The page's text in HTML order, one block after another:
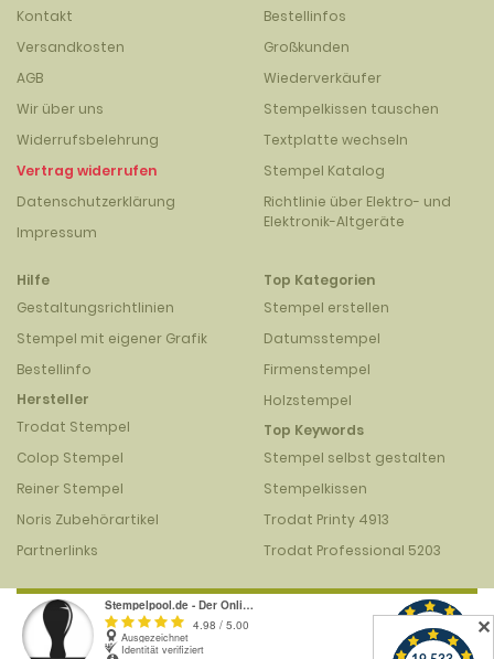
Kontakt
Versandkosten
AGB
Wir über uns
Widerrufsbelehrung
Vertrag widerrufen
Datenschutzerklärung
Impressum
Bestellinfos
Großkunden
Wiederverkäufer
Stempelkissen tauschen
Textplatte wechseln
Stempel Katalog
Richtlinie über Elektro- und
Elektronik-Altgeräte
Hilfe
Gestaltungsrichtlinien
Stempel mit eigener Grafik
Bestellinfo
Hersteller
Trodat Stempel
Colop Stempel
Reiner Stempel
Noris Zubehörartikel
Partnerlinks
Top Kategorien
Stempel erstellen
Datumsstempel
Firmenstempel
Holzstempel
Top Keywords
Stempel selbst gestalten
Stempelkissen
Trodat Printy 4913
Trodat Professional 5203
✕